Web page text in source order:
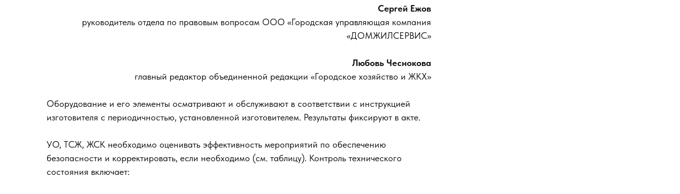
Сергей Ежов
руководитель отдела по правовым вопросам ООО «Городская управляющая компания
«ДОМЖИЛСЕРВИС»
Любовь Чеснокова
главный редактор объединенной редакции «Городское хозяйство и ЖКХ»
Оборудование и его элементы осматривают и обслуживают в соответствии с инструкцией
изготовителя с периодичностью, установленной изготовителем. Результаты фиксируют в акте.
УО, ТСЖ, ЖСК необходимо оценивать эффективность мероприятий по обеспечению
безопасности и корректировать, если необходимо (см. таблицу). Контроль технического
состояния включает: